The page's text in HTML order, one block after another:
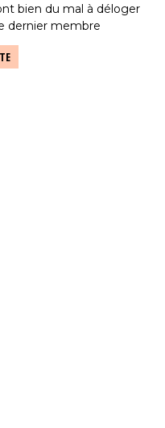
bien du mal à déloger
dernier membre
Big 3, Nick Kyrgios
capable […]